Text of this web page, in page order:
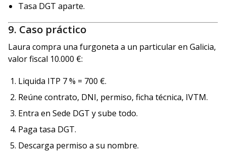
Tasa DGT aparte.
9. Caso práctico
Laura compra una furgoneta a un particular en Galicia,
valor fiscal 10.000 €:
Liquida ITP 7 % = 700 €.
Reúne contrato, DNI, permiso, ficha técnica, IVTM.
Entra en Sede DGT y sube todo.
Paga tasa DGT.
Descarga permiso a su nombre.